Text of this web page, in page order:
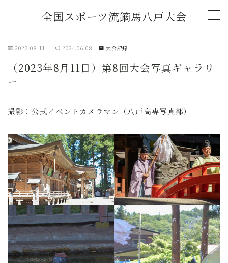
全国スポーツ流鏑馬八戸大会
トップページ
会」開催概要
チャレンジマッチ U-18流鏑馬大会
大会記録
2026年大会協賛スポンサー募集中！
全国スポーツ流鏑馬八戸大会実行委員会
2023.08.11 2024.06.08 大会記録
（2023年8月11日）第8回大会写真ギャラリ
ー
撮影：公式イベントカメラマン（八戸高専写真部）